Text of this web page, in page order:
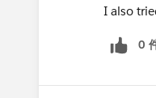
I also
0